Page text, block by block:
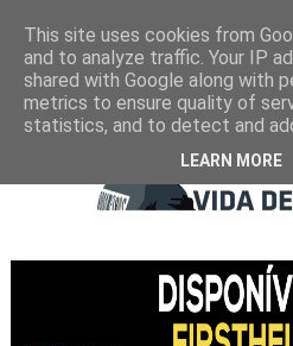
This site uses cookies from
and to analyze traffic. Your IP
shared with Google along with
metrics to ensure quality of
statistics, and to detect and
LEARN MORE